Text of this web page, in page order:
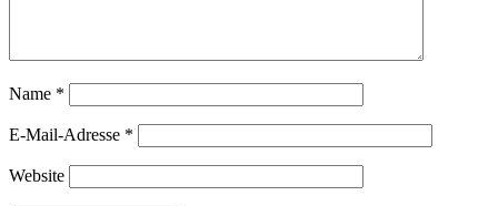
Name *
E-Mail-Adresse *
Website